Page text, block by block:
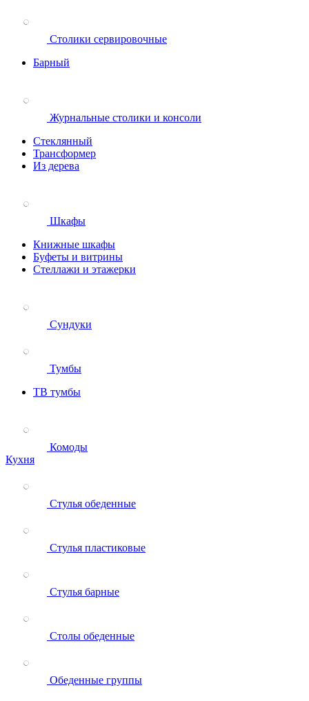
Столики сервировочные
Барный
Журнальные столики и консоли
Стеклянный
Трансформер
Из дерева
Шкафы
Книжные шкафы
Буфеты и витрины
Стеллажи и этажерки
Сундуки
Тумбы
ТВ тумбы
Комоды
Кухня
Стулья обеденные
Стулья пластиковые
Стулья барные
Столы обеденные
Обеденные группы